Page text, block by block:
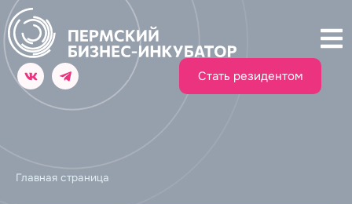
Стать резидентом
Главная страница